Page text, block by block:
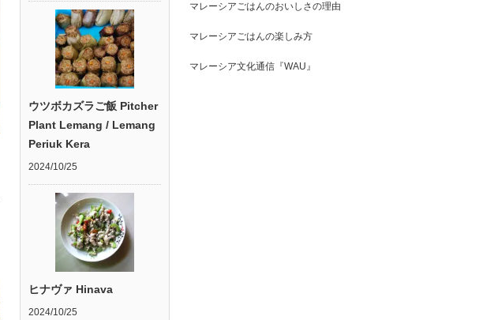
ウツボカズラご飯 Pitcher
Plant Lemang / Lemang
Periuk Kera
2024/10/25
ヒナヴァ Hinava
2024/10/25
マレーシアごはんのおいしさの理由
マレーシアごはんの楽しみ方
マレーシア文化通信『WAU』